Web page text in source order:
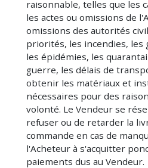
raisonnable, telles que les
les actes ou omissions de
omissions des autorités
priorités, les incendies, les
les épidémies, les
guerre, les délais de
obtenir les matériaux et
nécessaires pour des
volonté. Le Vendeur se
refuser ou de retarder la
commande en cas de
l'Acheteur à s'acquitter
paiements dus au Vendeur.